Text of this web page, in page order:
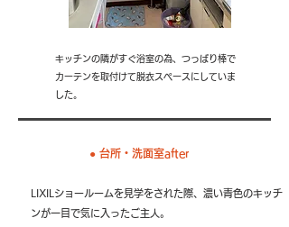
キッチンの隣がすぐ浴室の為、つっぱり棒で
カーテンを取付けて脱衣スペースにしていま
した。
●​ 台所・洗面室after
LIXILショールームを見学をされた際、濃い青色のキッチ
ンが一目で気に入ったご主人。